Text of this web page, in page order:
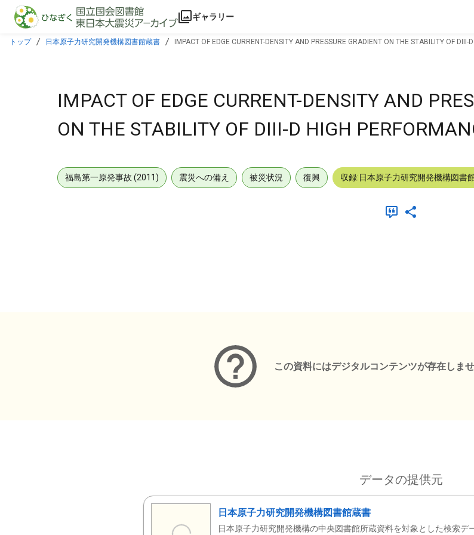
本文に飛ぶ
ギャラリー
トップ 日本原子力研究開発機構図書館蔵書 IMPACT OF EDGE CURRENT-DENSITY AND PRESSURE GRADIENT ON THE STABILITY OF DIII-
IMPACT OF EDGE CURRENT-DENSITY AND
ON THE STABILITY OF DIII-D HIGH
福島第一原発事故 (2011) 震災への備え 被災状況 復興 収録:日本原子力研究開発機構図書
この資料にはデジタルコンテンツが存在しませ
データの提供元
日本原子力研究開発機構図書館蔵書
日本原子力研究開発機構の中央図書館所蔵資料を対象とした検索デ